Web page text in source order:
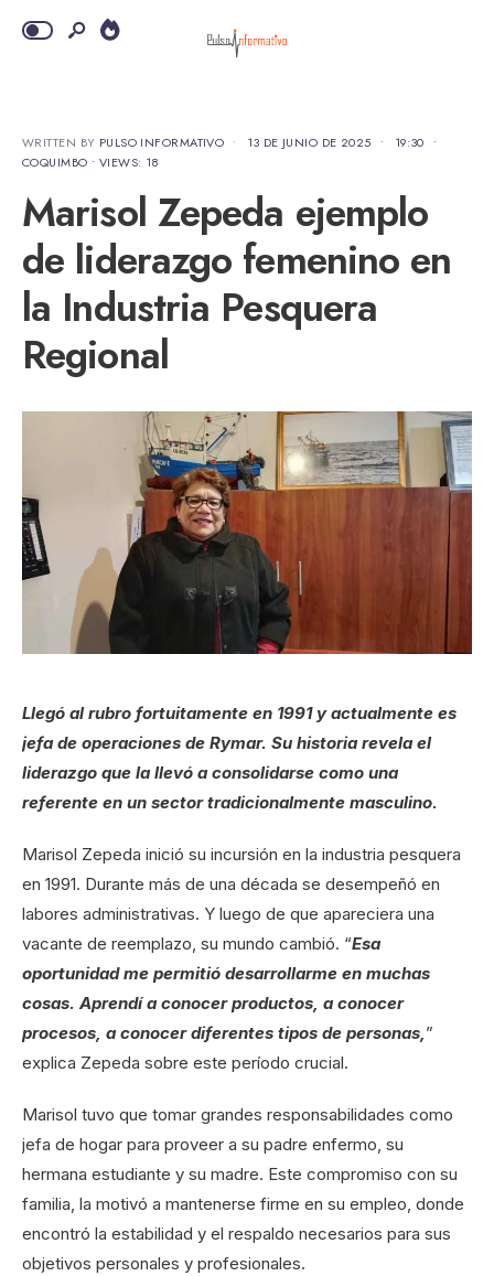
WRITTEN BY PULSO INFORMATIVO • 13 DE JUNIO DE 2025 • 19:30
•
COQUIMBO • VIEWS: 18
Marisol Zepeda ejemplo
de liderazgo femenino en
la Industria Pesquera
Regional
Llegó al rubro fortuitamente en 1991 y actualmente es
jefa de operaciones de Rymar. Su historia revela el
liderazgo que la llevó a consolidarse como una
referente en un sector tradicionalmente masculino.
Marisol Zepeda inició su incursión en la industria pesquera
en 1991. Durante más de una década se desempeñó en
labores administrativas. Y luego de que apareciera una
vacante de reemplazo, su mundo cambió. “Esa
oportunidad me permitió desarrollarme en muchas
cosas. Aprendí a conocer productos, a conocer
procesos, a conocer diferentes tipos de personas,”
explica Zepeda sobre este período crucial.
Marisol tuvo que tomar grandes responsabilidades como
jefa de hogar para proveer a su padre enfermo, su
hermana estudiante y su madre. Este compromiso con su
familia, la motivó a mantenerse firme en su empleo, donde
encontró la estabilidad y el respaldo necesarios para sus
objetivos personales y profesionales.